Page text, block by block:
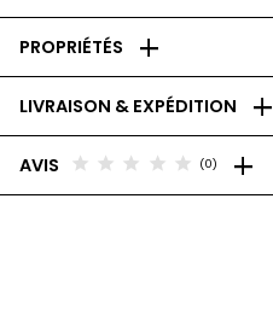
PROPRIÉTÉS add
LIVRAISON & EXPÉDITION add
AVIS star star star star star (0) add